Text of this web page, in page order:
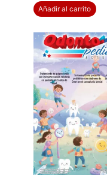
Añadir al carrito